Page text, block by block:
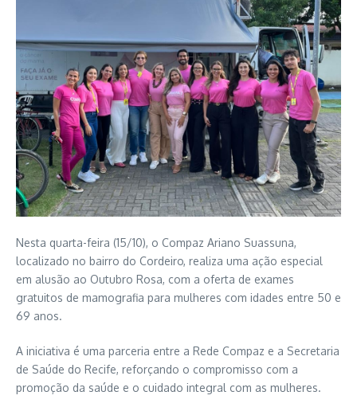
Nesta quarta-feira (15/10), o Compaz Ariano Suassuna,
localizado no bairro do Cordeiro, realiza uma ação especial
em alusão ao Outubro Rosa, com a oferta de exames
gratuitos de mamografia para mulheres com idades entre 50 e
69 anos.
A iniciativa é uma parceria entre a Rede Compaz e a Secretaria
de Saúde do Recife, reforçando o compromisso com a
promoção da saúde e o cuidado integral com as mulheres.